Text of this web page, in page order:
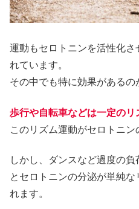
運動もセロトニンを活性化
れています。
その中でも特に効果があるの
歩行や自転車などは一定のリ
このリズム運動がセロトニン
しかし、ダンスなど過度の
とセロトニンの分泌が単純
れます。